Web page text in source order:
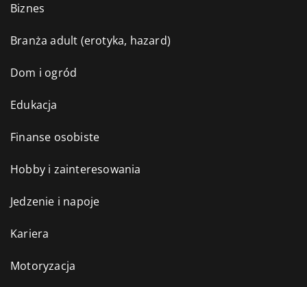
Biznes
Branża adult (erotyka, hazard)
Dom i ogród
Edukacja
Finanse osobiste
Hobby i zainteresowania
Jedzenie i napoje
Kariera
Motoryzacja